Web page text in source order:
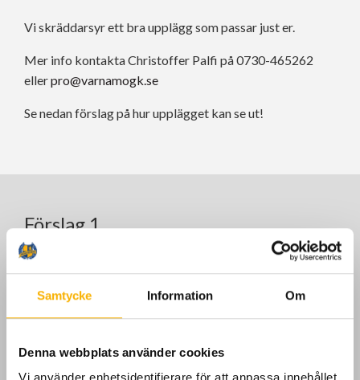
Samtycke Information Om
Denna webbplats använder cookies
Vi skräddarsyr ett bra upplägg som passar just er.
Mer info kontakta Christoffer Palfi på 0730-465262
ellerpro@varnamogk.se
Se nedan förslag på hur upplägget kan se ut!
Förslag 1
1,5 tim träning med instruktör, Slå på rangen, chippa och
putta.
Pris: (2000:-)